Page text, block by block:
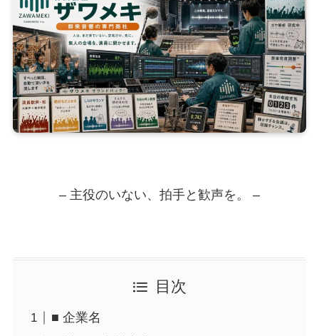
– 主役のいない、拍手と歓声を。 –
目次
■ 企業名